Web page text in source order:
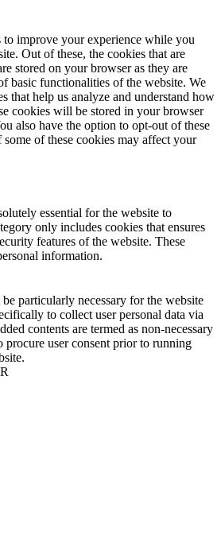
to improve your experience while you
Out of these, the cookies that are
stored on your browser as they are
basic functionalities of the website. We
that help us analyze and understand how
cookies will be stored in your browser
also have the option to opt-out of these
of these cookies may affect your
essential for the website to
only includes cookies that ensures
features of the website. These
information.
particularly necessary for the website
to collect user personal data via
contents are termed as non-necessary
procure user consent prior to running